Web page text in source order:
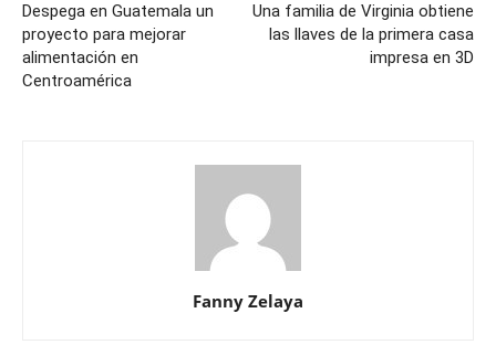
Despega en Guatemala un
proyecto para mejorar
alimentación en
Centroamérica
Una familia de Virginia obtiene
las llaves de la primera casa
impresa en 3D
Fanny Zelaya